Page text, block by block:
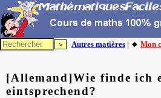
Autres matières | 🔸 Mon
[Allemand]Wie finde ich
eintsprechend?